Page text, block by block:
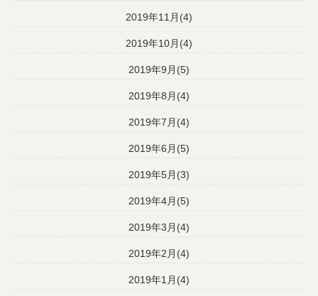
2019年11月(4)
2019年10月(4)
2019年9月(5)
2019年8月(4)
2019年7月(4)
2019年6月(5)
2019年5月(3)
2019年4月(5)
2019年3月(4)
2019年2月(4)
2019年1月(4)